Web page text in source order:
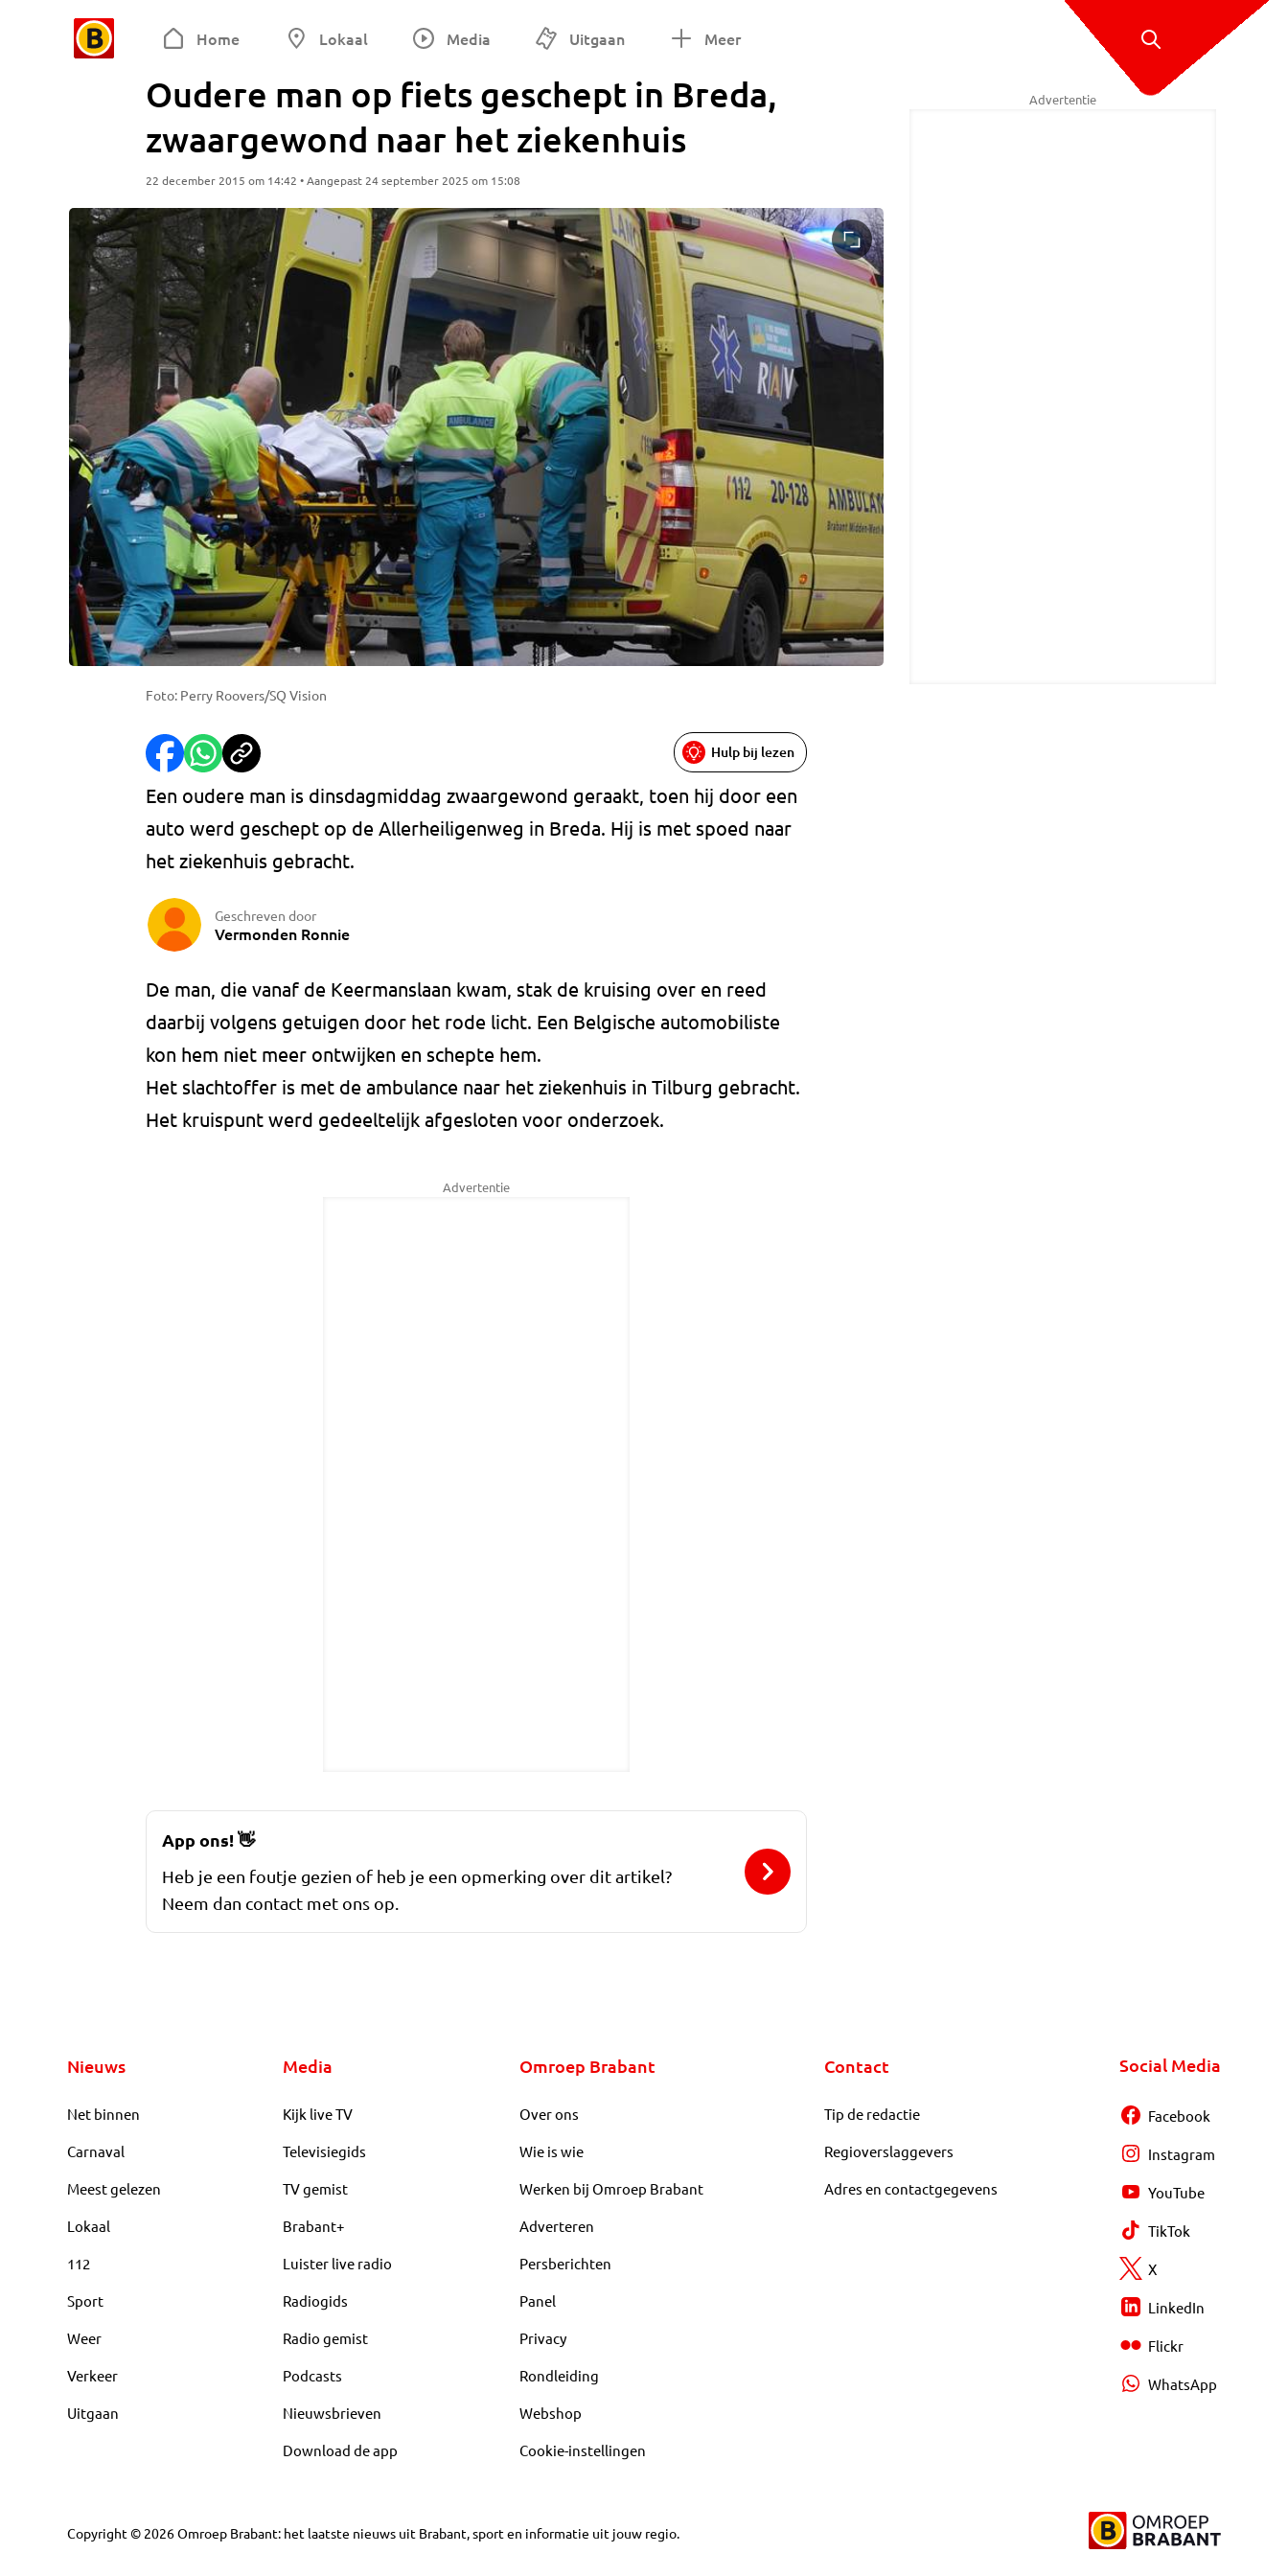
Home Lokaal Media Uitgaan Meer
Oudere man op fiets geschept in Breda,
zwaargewond naar het ziekenhuis
22 december 2015 om 14:42 • Aangepast 24 september 2025 om 15:08
Foto: Perry Roovers/SQ Vision
Hulp bij lezen
Een oudere man is dinsdagmiddag zwaargewond geraakt, toen hij door een
auto werd geschept op de Allerheiligenweg in Breda. Hij is met spoed naar
het ziekenhuis gebracht.
Geschreven door
Vermonden Ronnie
De man, die vanaf de Keermanslaan kwam, stak de kruising over en reed
daarbij volgens getuigen door het rode licht. Een Belgische automobiliste
kon hem niet meer ontwijken en schepte hem.
Het slachtoffer is met de ambulance naar het ziekenhuis in Tilburg gebracht.
Het kruispunt werd gedeeltelijk afgesloten voor onderzoek.
Advertentie
Advertentie
App ons!👋
Heb je een foutje gezien of heb je een opmerking over dit artikel?
Neem dan contact met ons op.
Nieuws
Net binnen
Carnaval
Meest gelezen
Lokaal
112
Sport
Weer
Verkeer
Uitgaan
Media
Kijk live TV
Televisiegids
TV gemist
Brabant+
Luister live radio
Radiogids
Radio gemist
Podcasts
Nieuwsbrieven
Download de app
Omroep Brabant
Over ons
Wie is wie
Werken bij Omroep Brabant
Adverteren
Persberichten
Panel
Privacy
Rondleiding
Webshop
Cookie-instellingen
Contact
Tip de redactie
Regioverslaggevers
Adres en contactgegevens
Social Media
Facebook
Instagram
YouTube
TikTok
X
LinkedIn
Flickr
WhatsApp
Copyright © 2026Omroep Brabant: het laatste nieuws uit Brabant, sport en informatie uit jouw regio.